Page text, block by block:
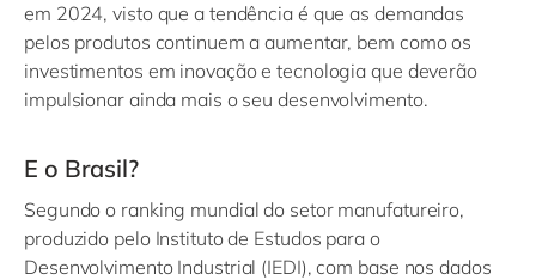
em 2024, visto que a tendência é que as demandas
pelos produtos continuem a aumentar, bem como os
investimentos em inovação e tecnologia que deverão
impulsionar ainda mais o seu desenvolvimento.
E o Brasil?
Segundo o ranking mundial do setor manufatureiro,
produzido pelo Instituto de Estudos para o
Desenvolvimento Industrial (IEDI), com base nos dados